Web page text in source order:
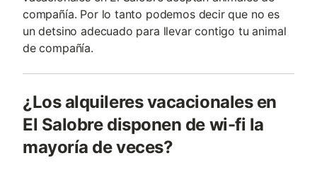
compañía. Por lo tanto podemos decir que no es
un detsino adecuado para llevar contigo tu animal
de compañía.
¿Los alquileres vacacionales en
El Salobre disponen de wi-fi la
mayoría de veces?